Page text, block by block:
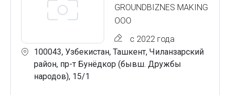
GROUNDBIZNES MAKING
ООО
с 2022 года
100043, Узбекистан, Ташкент, Чиланзарский
район, пр-т Бунёдкор (бывш. Дружбы
народов), 15/1